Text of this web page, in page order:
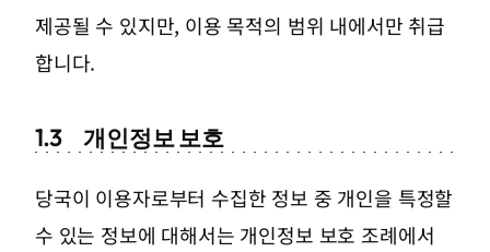
제공될 수 있지만, 이용 목적의 범위 내에서만 취급
합니다.
1.3개인정보 보호
당국이 이용자로부터 수집한 정보 중 개인을 특정할
수 있는 정보에 대해서는 개인정보 보호 조례에서